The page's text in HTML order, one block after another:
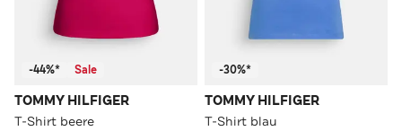
-44%* Sale
TOMMY HILFIGER
T-Shirt beere
-30%*
TOMMY HILFIGER
T-Shirt blau